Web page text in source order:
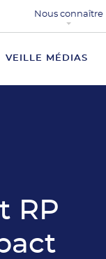
Nous connaître
VEILLE MÉDIAS
RP